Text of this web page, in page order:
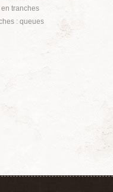
tranches
: queues